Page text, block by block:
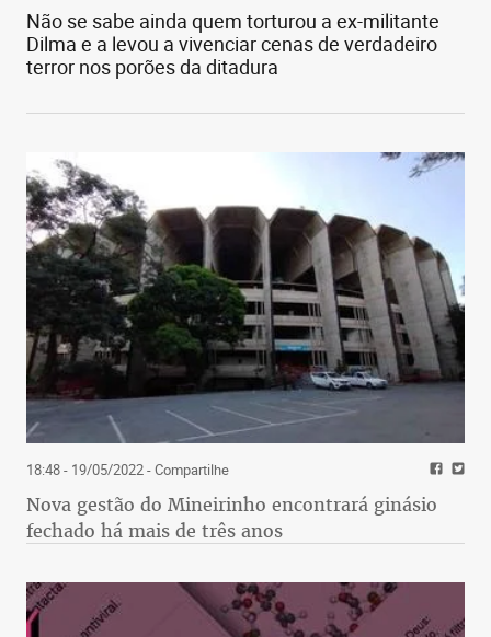
Não se sabe ainda quem torturou a ex-militante
Dilma e a levou a vivenciar cenas de verdadeiro
terror nos porões da ditadura
18:48 - 19/05/2022- Compartilhe
Nova gestão do Mineirinho encontrará ginásio
fechado há mais de três anos